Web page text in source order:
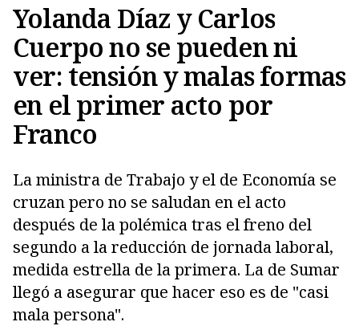
Yolanda Díaz y Carlos
Cuerpo no se pueden ni
ver: tensión y malas formas
en el primer acto por
Franco
La ministra de Trabajo y el de Economía se
cruzan pero no se saludan en el acto
después de la polémica tras el freno del
segundo a la reducción de jornada laboral,
medida estrella de la primera. La de Sumar
llegó a asegurar que hacer eso es de "casi
mala persona".